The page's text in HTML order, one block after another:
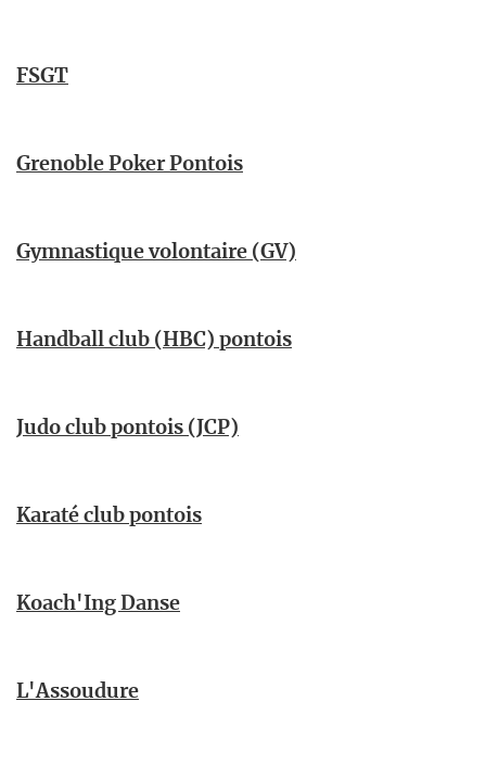
FSGT
Grenoble Poker Pontois
Gymnastique volontaire (GV)
Handball club (HBC) pontois
Judo club pontois (JCP)
Karaté club pontois
Koach'Ing Danse
L'Assoudure